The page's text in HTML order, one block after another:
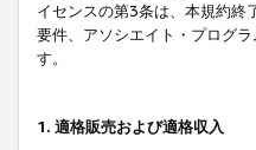
イセンスの第3条は、本規約終
要件、アソシエイト・プログ
す。
1. 適格販売および適格収入